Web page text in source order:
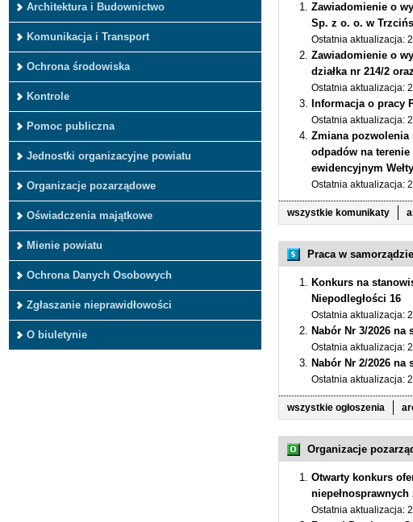
Architektura i Budownictwo
Komunikacja i Transport
Ochrona środowiska
Kontrole
Pomoc publiczna
Jednostki organizacyjne powiatu
Organizacje pozarządowe
Oświadczenia majątkowe
Mienie powiatu
Ochrona Danych Osobowych
Zgłaszanie nieprawidłowości
O biuletynie
Zawiadomienie o
Sp. z o. o. w
Ostatnia aktualizacja:
Zawiadomienie o
działka nr 214/2
Ostatnia aktualizacja:
Informacja o pracy
Ostatnia aktualizacja:
Zmiana pozwolenia
odpadów na
ewidencyjnym
Ostatnia aktualizacja:
wszystkie komunikaty
Praca w
Konkurs na
Niepodległości 16
Ostatnia aktualizacja:
Nabór Nr 3/2026
Ostatnia aktualizacja:
Nabór Nr 2/2026
Ostatnia aktualizacja:
wszystkie ogłoszenia
Organizacje
Otwarty konkurs
Ostatnia aktualizacja: